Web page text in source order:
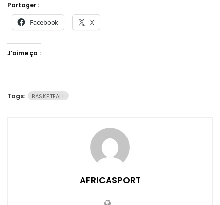
Partager :
Facebook X
J’aime ça :
Tags: BASKETBALL
AFRICASPORT